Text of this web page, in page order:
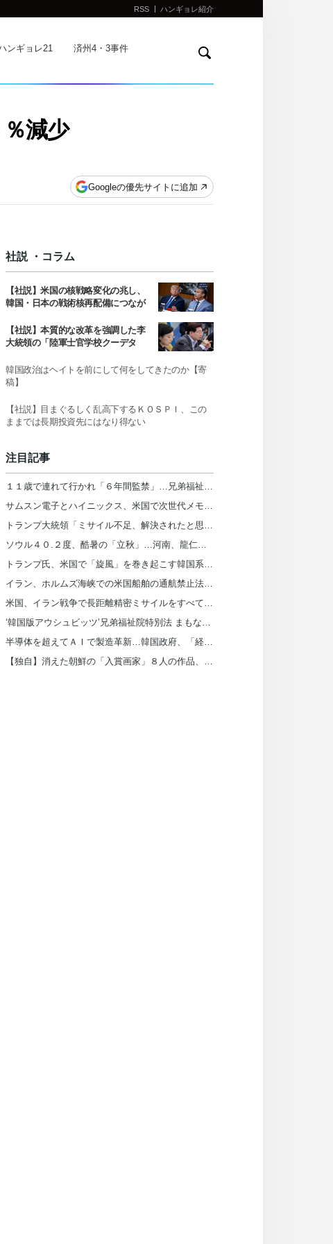
ンギョレ21 済州4・3事件
検
RSS ハンギョレ紹介
減少
Googleの優先サイトに追加
社説 ・コラム
【社説】米国の核戦略変化の兆し、
韓国・日本の戦術核再配備につなが
【社説】本質的な改革を強調した李
大統領の「陸軍士官学校クーデタ
韓国政治はヘイトを前にして何をしてきたのか【寄
稿】
【社説】目まぐるしく乱高下するＫＯＳＰＩ、この
ままでは長期投資先にはなり得ない
注目記事
１１歳で連れて行かれ「６年間監禁」…兄弟福祉院が私の人生を壊した＝韓国
サムスン電子とハイニックス、米国で次世代メモリ公開…「韓国、２０３１年まで首位」
トランプ大統領「ミサイル不足、解決されたと思っていた」…ヘグセス長官を厳しく叱責
ソウル４０.２度、酷暑の「立秋」…河南、龍仁、光陽、密陽も４０度超え＝韓国
トランプ氏、米国で「旋風」を巻き起こす韓国系知事候補を「共産主義者の狂人」と非難
イラン、ホルムズ海峡での米国船舶の通航禁止法を推進…「為す術ない」トランプ大統領
米国、イラン戦争で長距離精密ミサイルをすべて消費
‘韓国版アウシュビッツ’兄弟福祉院特別法 まもなく再発議
半導体を超えてＡＩで製造革新…韓国政府、「経済推進方針」を発表
【独自】消えた朝鮮の「入賞画家」８人の作品、日本の皇室が所蔵していた